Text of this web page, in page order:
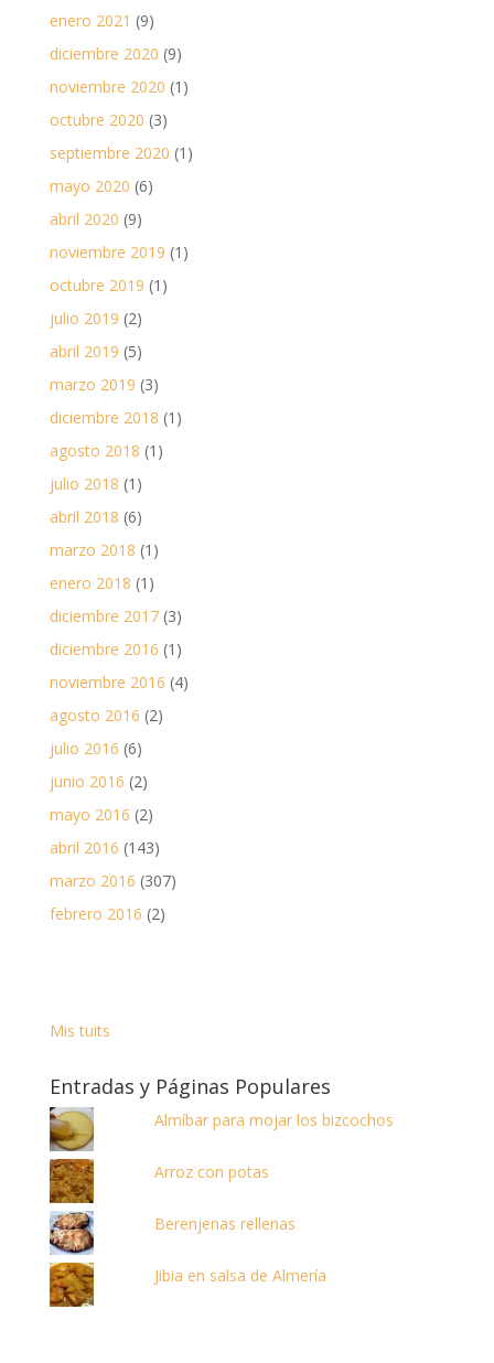
enero 2021 (9)
diciembre 2020 (9)
noviembre 2020 (1)
octubre 2020 (3)
septiembre 2020 (1)
mayo 2020 (6)
abril 2020 (9)
noviembre 2019 (1)
octubre 2019 (1)
julio 2019 (2)
abril 2019 (5)
marzo 2019 (3)
diciembre 2018 (1)
agosto 2018 (1)
julio 2018 (1)
abril 2018 (6)
marzo 2018 (1)
enero 2018 (1)
diciembre 2017(3)
diciembre 2016 (1)
noviembre 2016 (4)
agosto 2016 (2)
julio 2016 (6)
junio 2016 (2)
mayo 2016 (2)
abril 2016 (143)
marzo 2016 (307)
febrero 2016 (2)
Mis tuits
Entradas y Páginas Populares
Almíbar para mojar los bizcochos
Arroz con potas
Berenjenas rellenas
Jibia en salsa de Almería